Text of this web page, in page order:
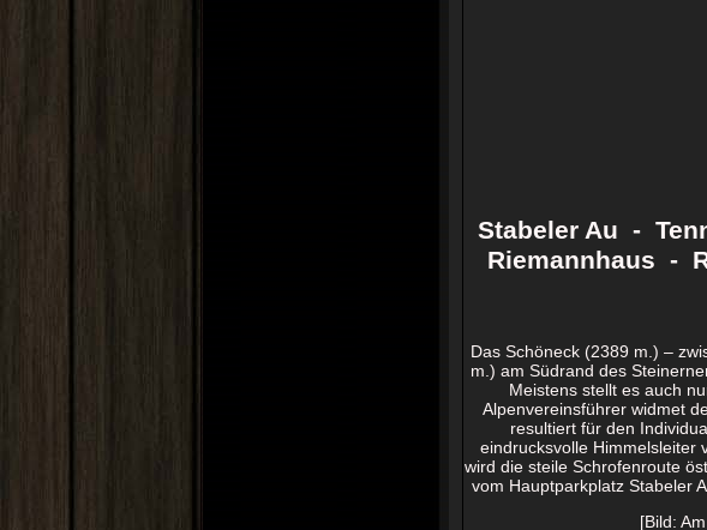
Stabeler Au -
Riemannhaus -
Das Schöneck (2389 m.) –
m.) am Südrand des
Meistens stellt es auch
Alpenvereinsführer widmet
resultiert für den
eindrucksvolle Himmelsleiter
wird die steile Schrofenroute
vom Hauptparkplatz Stabeler
[Bild: